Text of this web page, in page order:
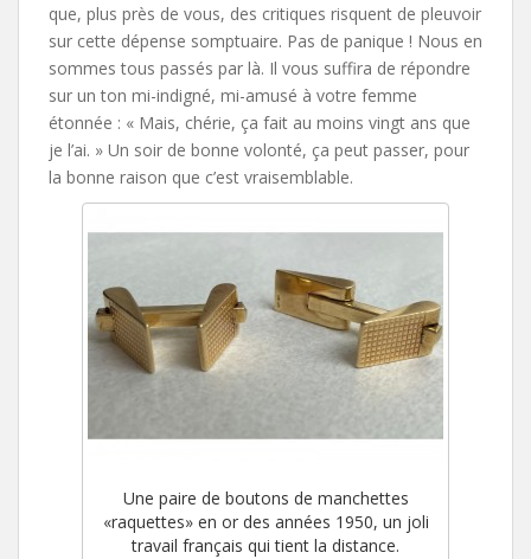
que, plus près de vous, des critiques risquent de pleuvoir
sur cette dépense somptuaire. Pas de panique ! Nous en
sommes tous passés par là. Il vous suffira de répondre
sur un ton mi-indigné, mi-amusé à votre femme
étonnée : « Mais, chérie, ça fait au moins vingt ans que
je l’ai. » Un soir de bonne volonté, ça peut passer, pour
la bonne raison que c’est vraisemblable.
Une paire de boutons de manchettes
«raquettes» en or des années 1950, un joli
travail français qui tient la distance.